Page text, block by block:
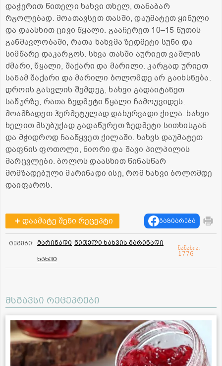
დაჭერით წითელი ხახვი თხელ, თანაბარ
რგოლებად. მოათავსეთ თასში, დაუმატეთ ყინული
და დაასხით ცივი წყალი. გააჩერეთ 10–15 წუთის
განმავლობაში, რათა ხახვმა ზედმეტი სუნი და
სიმწარე დაკარგოს. სხვა თასში აურიეთ ვაშლის
ძმარი, წყალი, შაქარი და მარილი. კარგად ურიეთ
სანამ შაქარი და მარილი ბოლომდე არ გაიხსნება.
დროის გასვლის შემდეგ, ხახვი გადაიტანეთ
საწურზე, რათა ზედმეტი წყალი ჩამოუვიდეს.
მოამზადეთ ჰერმეტულად დახურვადი ქილა. ხახვი
ხელით მსუბუქად გადაწურეთ ზედმეტი სითხისგან
და მჭიდროდ ჩააწყვეთ ქილაში. ხახვს დაუმატეთ
დაფნის ფოთოლი, ნიორი და შავი პილპილის
მარცვლები. ბოლოს დაასხით წინასწარ
მომზადებული მარინადი ისე, რომ ხახვი ბოლომდე
დაიფაროს.
დაამატე შენი რეცეპტი გაზიარება
ტეგები: მარინადი წითელი ხახვის მარინადი
ხახვი
ნანახია:
1776
მსგავსი რეცეპტები